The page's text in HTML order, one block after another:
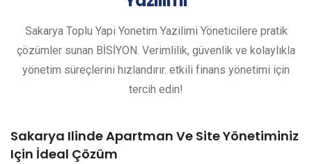
Sakarya Toplu Yapi Yonetim Yazilimi Yöneticilere pratik
çözümler sunan BİSİYON. Verimlilik, güvenlik ve kolaylıkla
yönetim süreçlerini hızlandırır. etkili finans yönetimi için
tercih edin!
Sakarya Ilinde Apartman Ve Site Yönetiminiz
Için İdeal Çözüm